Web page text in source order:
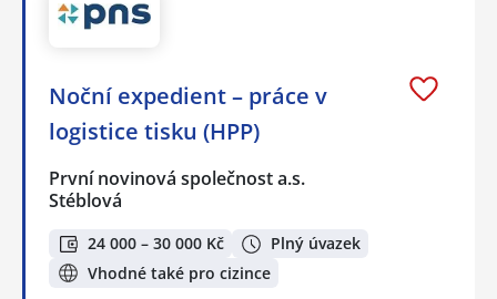
Noční expedient – práce v
logistice tisku (HPP)
První novinová společnost a.s.
Stéblová
24 000 – 30 000 Kč
Plný úvazek
Vhodné také pro cizince